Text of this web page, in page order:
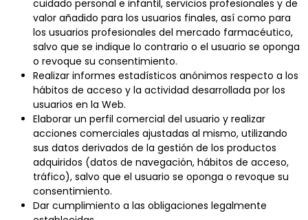
cuidado personal e infantil, servicios profesionales y de
valor añadido para los usuarios finales, así como para
los usuarios profesionales del mercado farmacéutico,
salvo que se indique lo contrario o el usuario se oponga
o revoque su consentimiento.
Realizar informes estadísticos anónimos respecto a los
hábitos de acceso y la actividad desarrollada por los
usuarios en la Web.
Elaborar un perfil comercial del usuario y realizar
acciones comerciales ajustadas al mismo, utilizando
sus datos derivados de la gestión de los productos
adquiridos (datos de navegación, hábitos de acceso,
tráfico), salvo que el usuario se oponga o revoque su
consentimiento.
Dar cumplimiento a las obligaciones legalmente